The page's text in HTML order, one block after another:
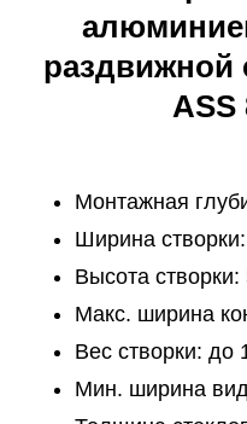
раздвижной
ASS
Монтажная
Ширина
Высота
Макс. ширина
Вес створки: до
Мин. ширина